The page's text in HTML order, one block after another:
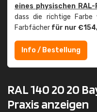
eines physischen
dass die richtige Farbe
Farbfächer für nur
Info / Bestellung
RAL 140 20 20
Praxis anzeigen